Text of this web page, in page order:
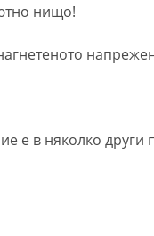
нищо!
е в няколко други